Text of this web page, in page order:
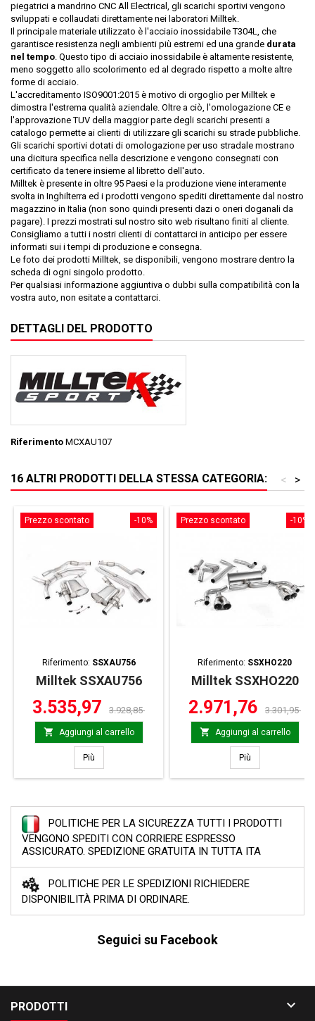
piegatrici a mandrino CNC All Electrical, gli scarichi sportivi vengono
sviluppati e collaudati direttamente nei laboratori Milltek.
Il principale materiale utilizzato è l'acciaio inossidabile T304L, che
garantisce resistenza negli ambienti più estremi ed una grande durata
nel tempo. Questo tipo di acciaio inossidabile è altamente resistente,
meno soggetto allo scolorimento ed al degrado rispetto a molte altre
forme di acciaio.
L'accreditamento ISO9001:2015 è motivo di orgoglio per Milltek e
dimostra l'estrema qualità aziendale. Oltre a ciò, l'omologazione CE e
l'approvazione TUV della maggior parte degli scarichi presenti a
catalogo permette ai clienti di utilizzare gli scarichi su strade pubbliche.
Gli scarichi sportivi dotati di omologazione per uso stradale mostrano
una dicitura specifica nella descrizione e vengono consegnati con
certificato da tenere insieme al libretto dell'auto.
Milltek è presente in oltre 95 Paesi e la produzione viene interamente
svolta in Inghilterra ed i prodotti vengono spediti direttamente dal nostro
magazzino in Italia (non sono quindi presenti dazi o oneri doganali da
pagare). I prezzi mostrati sul nostro sito web risultano finiti al cliente.
Consigliamo a tutti i nostri clienti di contattarci in anticipo per essere
informati sui i tempi di produzione e consegna.
Le foto dei prodotti Milltek, se disponibili, vengono mostrare dentro la
scheda di ogni singolo prodotto.
Per qualsiasi informazione aggiuntiva o dubbi sulla compatibilità con la
vostra auto, non esitate a contattarci.
DETTAGLI DEL PRODOTTO
Riferimento MCXAU107
16 ALTRI PRODOTTI DELLA STESSA CATEGORIA: >
<
-10%
Prezzo scontato
Riferimento: SSXAU756
Milltek SSXAU756
3.535,97 3.928,85
 Aggiungi al carrello
PiùMilltek SSXAU756
-10%
Prezzo scontato
Riferimento: SSXHO220
Milltek SSXHO220
2.971,76 3.301,95
 Aggiungi al carrello
PiùMilltek
POLITICHE PER LA SICUREZZA TUTTI I PRODOTTI
VENGONO SPEDITI CON CORRIERE ESPRESSO
ASSICURATO. SPEDIZIONE GRATUITA IN TUTTA ITA
POLITICHE PER LE SPEDIZIONI RICHIEDERE
DISPONIBILITÀ PRIMA DI ORDINARE.
Seguici su Facebook
PRODOTTI 